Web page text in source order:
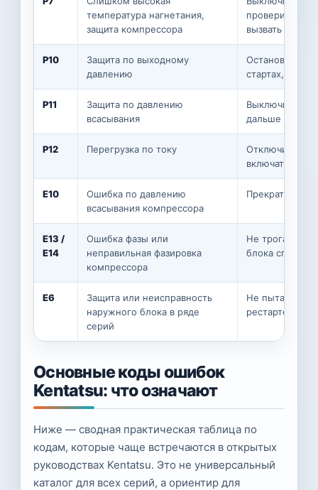
температура нагнетания,
защита компрессора
проверить
вызвать сервис
P10
Защита по выходному
давлению
Остановить
стартах,
P11
Защита по давлению
всасывания
Выключить,
дальше —
P12 Перегрузка по току
Отключить
включать
E10
Ошибка по давлению
всасывания компрессора
Прекратить
E13 /
E14
Ошибка фазы или
неправильная фазировка
компрессора
Не трогать до
блока
E6
Защита или неисправность
наружного блока в ряде
серий
Не пытаться
рестартом
Основные коды ошибок
Kentatsu: что означают
Ниже — сводная практическая таблица по
кодам, которые чаще встречаются в открытых
руководствах Kentatsu. Это не универсальный
каталог для всех серий, а ориентир для